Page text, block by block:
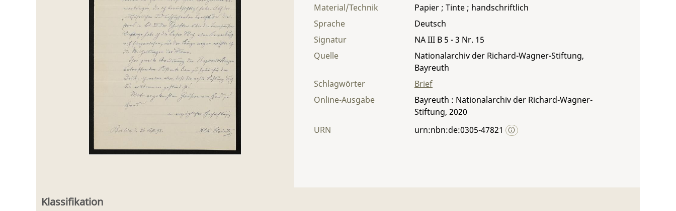
Material/Technik
Papier ; Tinte ; handschriftlich
Sprache
Deutsch
Signatur
NA III B 5 - 3 Nr. 15
Quelle
Nationalarchiv der Richard-Wagner-Stiftung,
Bayreuth
Schlagwörter
Brief
Online-Ausgabe
Bayreuth : Nationalarchiv der Richard-Wagner-
Stiftung, 2020
URN
urn:nbn:de:0305-47821
Klassifikation